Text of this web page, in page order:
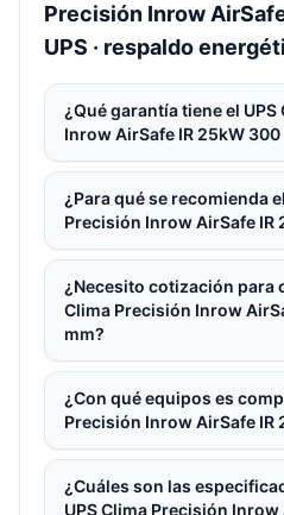
Precisión Inrow
UPS · respaldo
¿Qué garantía tiene el
Inrow AirSafe IR 25kW 300
¿Para qué se recomienda
Precisión Inrow AirSafe IR
¿Necesito cotización para
Clima Precisión Inrow
mm?
¿Con qué equipos es
Precisión Inrow AirSafe IR
¿Cuáles son las
UPS Clima Precisión